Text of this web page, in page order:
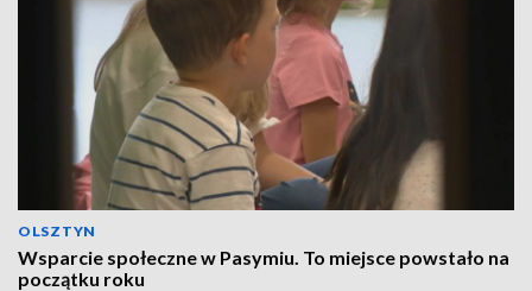
OLSZTYN
Wsparcie społeczne w Pasymiu. To miejsce powstało na
początku roku